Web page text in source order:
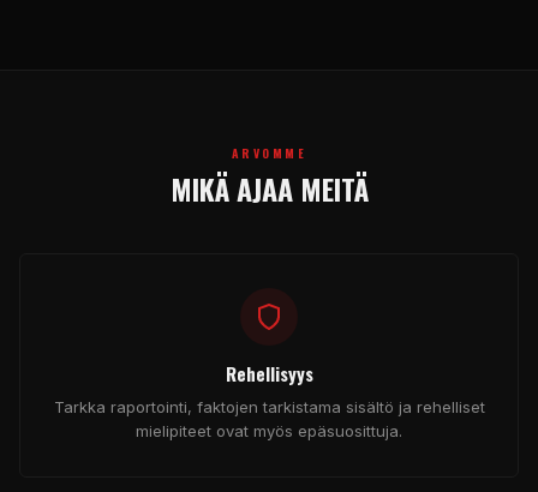
ARVOMME
MIKÄ AJAA MEITÄ
Rehellisyys
Tarkka raportointi, faktojen tarkistama sisältö ja rehelliset
mielipiteet ovat myös epäsuosittuja.